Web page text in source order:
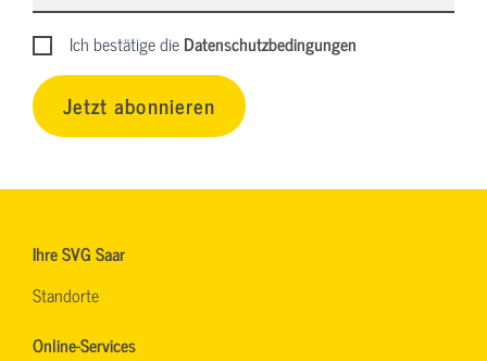
Ich bestätige dieDatenschutzbedingungen
Jetzt abonnieren
Ihre SVG Saar
Standorte
Online-Services